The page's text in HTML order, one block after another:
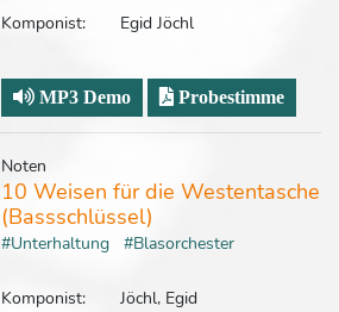
Komponist: Egid Jöchl
MP3 Demo Probestimme
Noten
10 Weisen für die Westentasche
(Bassschlüssel)
#Unterhaltung #Blasorchester
Komponist: Jöchl, Egid